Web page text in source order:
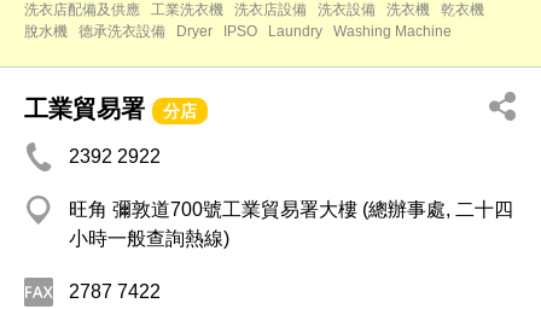
洗衣店配備及供應 工業洗衣機 洗衣店設備 洗衣設備 洗衣機
乾衣機
脫水機
德承洗衣設備 Dryer IPSO Laundry Washing Machine
工業貿易署 分店
2392 2922
旺角 彌敦道700號工業貿易署大樓 (總辦事處, 二十四
小時一般查詢熱線)
2787 7422